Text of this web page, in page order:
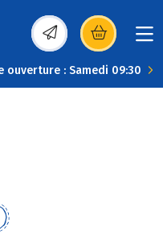
(s’ouvre dans une
ouverture : Samedi 09:30